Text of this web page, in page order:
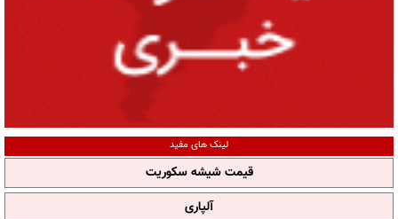
لینک های مفید
قیمت شیشه سکوریت
آلپاری